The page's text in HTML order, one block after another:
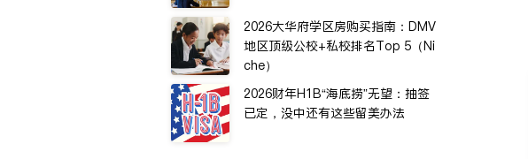
2026大华府学区房购买指南：DMV
地区顶级公校+私校排名Top 5（Ni
che）
2026财年H1B“海底捞”无望：抽签
已定，没中还有这些留美办法